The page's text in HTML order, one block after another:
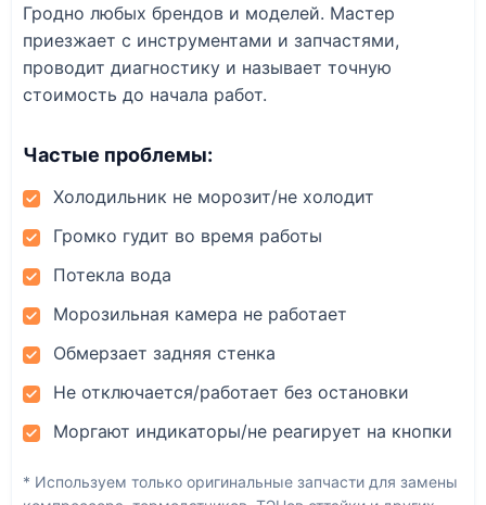
Гродно любых брендов и моделей. Мастер
приезжает с инструментами и запчастями,
проводит диагностику и называет точную
стоимость до начала работ.
Частые проблемы:
Холодильник не морозит/не холодит
Громко гудит во время работы
Потекла вода
Морозильная камера не работает
Обмерзает задняя стенка
Не отключается/работает без остановки
Моргают индикаторы/не реагирует на кнопки
* Используем только оригинальные запчасти для замены